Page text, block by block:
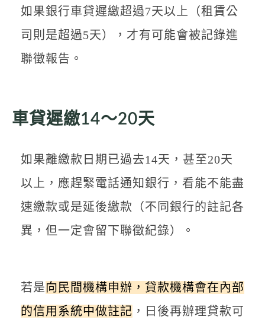
如果銀行車貸遲繳超過7天以上（租賃公
司則是超過5天），才有可能會被記錄進
聯徵報告。
車貸遲繳14～20天
如果離繳款日期已過去14天，甚至20天
以上，應趕緊電話通知銀行，看能不能盡
速繳款或是延後繳款（不同銀行的註記各
異，但一定會留下聯徵紀錄）。
若是向民間機構申辦，貸款機構會在內部
的信用系統中做註記 ，日後再辦理貸款可